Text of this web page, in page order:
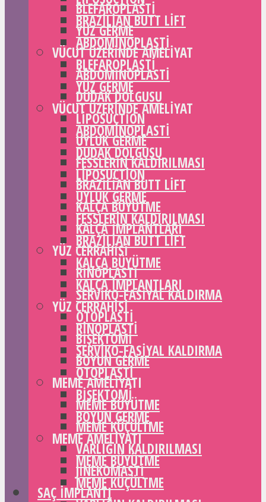
BLEFAROPLASTI
YÜZ GERME
VÜCUT ÜZERINDE AMELIYAT
ABDOMINOPLASTI
DUDAK DOLGUSU
LIPOSUCTION
UYLUK GERME
FESSLERIN KALDIRILMASI
BRAZILIAN BUTT LIFT
KALÇA BÜYÜTME
KALÇA IMPLANTLARI
YÜZ CERRAHISI
RINOPLASTI
SERVIKO-FASIYAL KALDIRMA
OTOPLASTI
BIŞEKTOMI
BOYUN GERME
MEME AMELIYATI
MEME BÜYÜTME
MEME KÜÇÜLTME
VARLIĞIN KALDIRILMASI
JINEKOMASTI
SAÇ IMPLANTI
BRAZILIAN BUTT LIFT
ABDOMINOPLASTI
BLEFAROPLASTI
YÜZ GERME
VÜCUT ÜZERINDE AMELIYAT
ABDOMINOPLASTI
DUDAK DOLGUSU
LIPOSUCTION
UYLUK GERME
FESSLERIN KALDIRILMASI
BRAZILIAN BUTT LIFT
KALÇA BÜYÜTME
KALÇA IMPLANTLARI
YÜZ CERRAHISI
RINOPLASTI
SERVIKO-FASIYAL KALDIRMA
OTOPLASTI
BIŞEKTOMI
BOYUN GERME
MEME AMELIYATI
MEME BÜYÜTME
MEME KÜÇÜLTME